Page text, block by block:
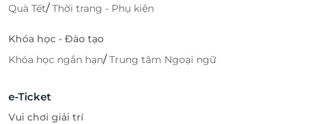
Quà Tết/Thời trang - Phụ kiện
Khóa học - Đào tạo
Khóa học ngắn hạn/Trung tâm Ngoại ngữ
e-Ticket
Vui chơi giải trí